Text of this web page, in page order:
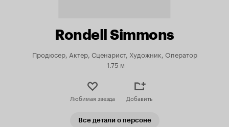
Rondell Simmons
Продюсер, Актер, Сценарист, Художник, Оператор
1.75 м
Любимая звезда Добавить
Все детали о персоне